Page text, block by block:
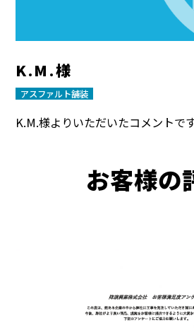
K.M.様
アスファルト舗装
K.M.様よりいただいたコメントです
お客様の